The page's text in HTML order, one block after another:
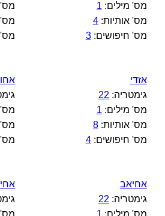
מס' מילים: 1
מס' אותיות:4
מס' חיפושים:3
מס'
מס'
מס'
אזדי
גימטריה: 22
מס' מילים: 1
מס' אותיות:8
מס' חיפושים:4
מס'
מס'
מס'
אחיאב
גימטריה: 22
מס' מילים: 1
מס'